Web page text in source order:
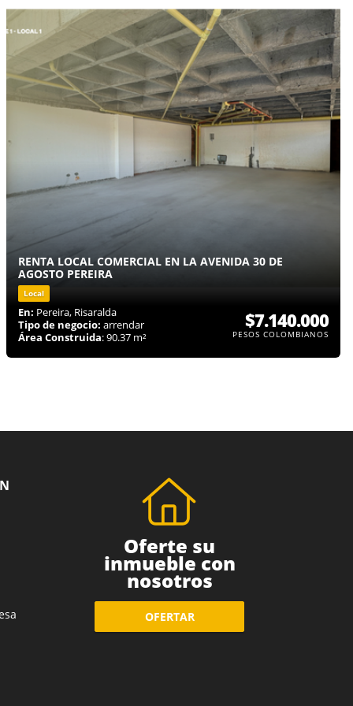
RENTA LOCAL COMERCIAL EN LA AVENIDA 30 DE
AGOSTO PEREIRA
Local
En: Pereira, Risaralda
Tipo de negocio: arrendar
Área Construida: 90.37 m²
$7.140.000
PESOS COLOMBIANOS
Oferte su
inmueble con
nosotros
OFERTAR